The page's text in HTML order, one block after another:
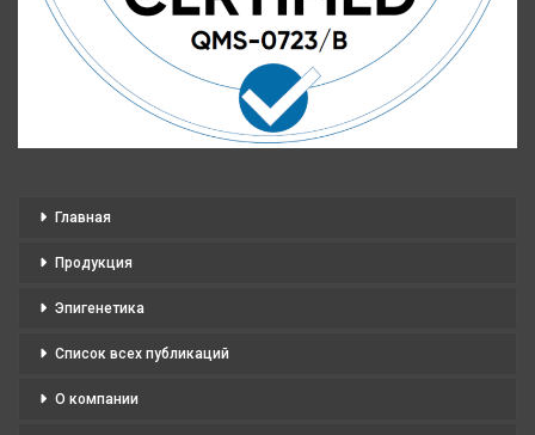
Главная
Продукция
Эпигенетика
Список всех публикаций
О компании